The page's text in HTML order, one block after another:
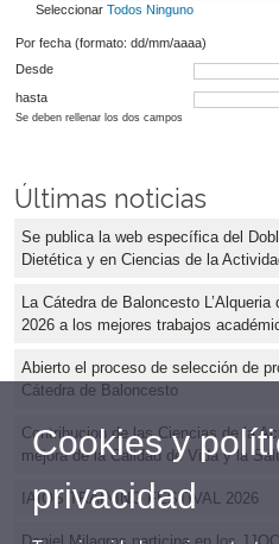
Seleccionar Todos Ninguno
Por fecha (formato: dd/mm/aaaa)
Desde
hasta
Se deben rellenar los dos campos
Últimas noticias
Se publica la web específica del
Dietética y en Ciencias de la
La Cátedra de Baloncesto
2026 a los mejores trabajos
Abierto el proceso de selección de
Cátedra de Baloncesto
Contribucion de las Ciencias de la
mejora de la Calidad de Vida y la
IAIOS TRAINING FESTIVAL 2026
Cookies y
privacidad